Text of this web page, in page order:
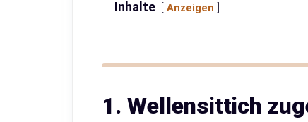
Inhalte Anzeigen
1. Wellensittich